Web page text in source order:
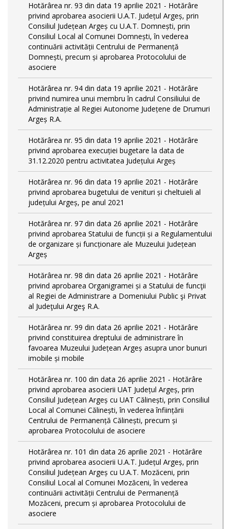
Hotărârea nr. 93 din data 19 aprilie 2021 - Hotărâre
privind aprobarea asocierii U.A.T. Județul Argeș, prin
Consiliul Județean Argeș cu U.A.T. Domnești, prin
Consiliul Local al Comunei Domnești, în vederea
continuării activității Centrului de Permanență
Domnești, precum și aprobarea Protocolului de
asociere
Hotărârea nr. 94 din data 19 aprilie 2021 - Hotărâre
privind numirea unui membru în cadrul Consiliului de
Administrație al Regiei Autonome Județene de Drumuri
Argeș R.A.
Hotărârea nr. 95 din data 19 aprilie 2021 - Hotărâre
privind aprobarea execuției bugetare la data de
31.12.2020 pentru activitatea Județului Argeș
Hotărârea nr. 96 din data 19 aprilie 2021 - Hotărâre
privind aprobarea bugetului de venituri și cheltuieli al
județului Argeș, pe anul 2021
Hotărârea nr. 97 din data 26 aprilie 2021 - Hotărâre
privind aprobarea Statului de funcții și a Regulamentului
de organizare și funcționare ale Muzeului Județean
Argeș
Hotărârea nr. 98 din data 26 aprilie 2021 - Hotărâre
privind aprobarea Organigramei și a Statului de funcţii
al Regiei de Administrare a Domeniului Public şi Privat
al Judeţului Argeş R.A.
Hotărârea nr. 99 din data 26 aprilie 2021 - Hotărâre
privind constituirea dreptului de administrare în
favoarea Muzeului Județean Argeș asupra unor bunuri
imobile și mobile
Hotărârea nr. 100 din data 26 aprilie 2021 - Hotărâre
privind aprobarea asocierii UAT Județul Argeș, prin
Consiliul Județean Argeș cu UAT Călinești, prin Consiliul
Local al Comunei Călinești, în vederea înființării
Centrului de Permanență Călinești, precum și
aprobarea Protocolului de asociere
Hotărârea nr. 101 din data 26 aprilie 2021 - Hotărâre
privind aprobarea asocierii U.A.T. Județul Argeș, prin
Consiliul Județean Argeș cu U.A.T. Mozăceni, prin
Consiliul Local al Comunei Mozăceni, în vederea
continuării activității Centrului de Permanență
Mozăceni, precum și aprobarea Protocolului de
asociere